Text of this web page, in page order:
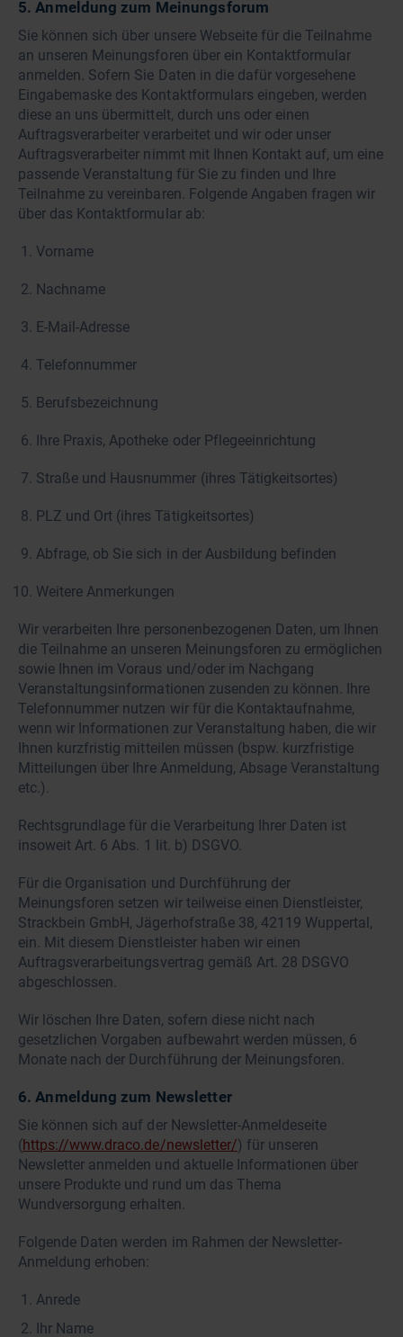
5. Anmeldung zum Meinungsforum
Sie können sich über unsere Webseite für die Teilnahme
an unseren Meinungsforen über ein Kontaktformular
anmelden. Sofern Sie Daten in die dafür vorgesehene
Eingabemaske des Kontaktformulars eingeben, werden
diese an uns übermittelt, durch uns oder einen
Auftragsverarbeiter verarbeitet und wir oder unser
Auftragsverarbeiter nimmt mit Ihnen Kontakt auf, um eine
passende Veranstaltung für Sie zu finden und Ihre
Teilnahme zu vereinbaren. Folgende Angaben fragen wir
über das Kontaktformular ab:
Vorname
Nachname
E-Mail-Adresse
Telefonnummer
Berufsbezeichnung
Ihre Praxis, Apotheke oder Pflegeeinrichtung
Straße und Hausnummer (ihres Tätigkeitsortes)
PLZ und Ort (ihres Tätigkeitsortes)
Abfrage, ob Sie sich in der Ausbildung befinden
Weitere Anmerkungen
Wir verarbeiten Ihre personenbezogenen Daten, um Ihnen
die Teilnahme an unseren Meinungsforen zu ermöglichen
sowie Ihnen im Voraus und/oder im Nachgang
Veranstaltungsinformationen zusenden zu können. Ihre
Telefonnummer nutzen wir für die Kontaktaufnahme,
wenn wir Informationen zur Veranstaltung haben, die wir
Ihnen kurzfristig mitteilen müssen (bspw. kurzfristige
Mitteilungen über Ihre Anmeldung, Absage Veranstaltung
etc.).
Rechtsgrundlage für die Verarbeitung Ihrer Daten ist
insoweit Art. 6 Abs. 1 lit. b) DSGVO.
Für die Organisation und Durchführung der
Meinungsforen setzen wir teilweise einen Dienstleister,
Strackbein GmbH, Jägerhofstraße 38, 42119 Wuppertal,
ein. Mit diesem Dienstleister haben wir einen
Auftragsverarbeitungsvertrag gemäß Art. 28 DSGVO
abgeschlossen.
Wir löschen Ihre Daten, sofern diese nicht nach
gesetzlichen Vorgaben aufbewahrt werden müssen, 6
Monate nach der Durchführung der Meinungsforen.
6. Anmeldung zum Newsletter
Sie können sich auf der Newsletter-Anmeldeseite
(https://www.draco.de/newsletter/) für unseren
Newsletter anmelden und aktuelle Informationen über
unsere Produkte und rund um das Thema
Wundversorgung erhalten.
Folgende Daten werden im Rahmen der Newsletter-
Anmeldung erhoben:
Anrede
Ihr Name